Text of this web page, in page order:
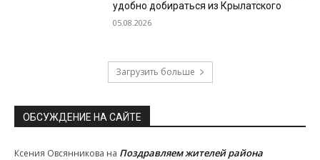
удобно добираться из Крылатского
05.08.2026
Загрузить больше
ОБСУЖДЕНИЕ НА САЙТЕ
Ксения Овсянникова на Поздравляем жителей района